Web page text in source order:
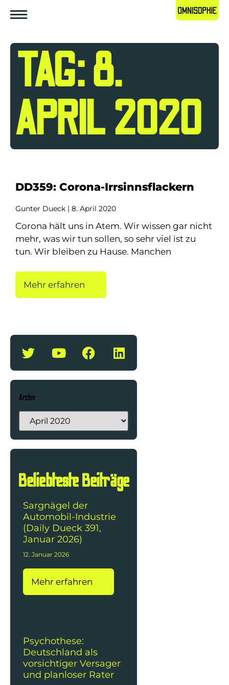
TAG: 8.
APRIL 2020
DD359: Corona-Irrsinnsflackern
Gunter Dueck 8. April 2020
Corona hält uns in Atem. Wir wissen gar nicht
mehr, was wir tun sollen, so sehr viel ist zu
tun. Wir bleiben zu Hause. Manchen
Mehr erfahren
Archiv
Beliebteste Beiträge
Sargnägel der
Automobil-Industrie
(Daily Dueck 391,
Januar 2026)
12. Januar 2026
Mehr erfahren
Psychothese:
Deutschland als
vorsichtiger Versager
und planloser Rater